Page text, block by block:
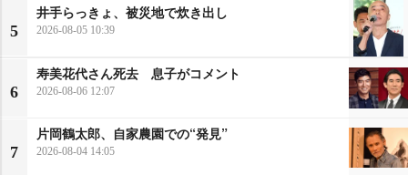
5
井手らっきょ、被災地で炊き出し
2026-08-05 10:39
6
寿美花代さん死去 息子がコメント
2026-08-06 12:07
7
片岡鶴太郎、自家農園での“発見”
2026-08-04 14:05